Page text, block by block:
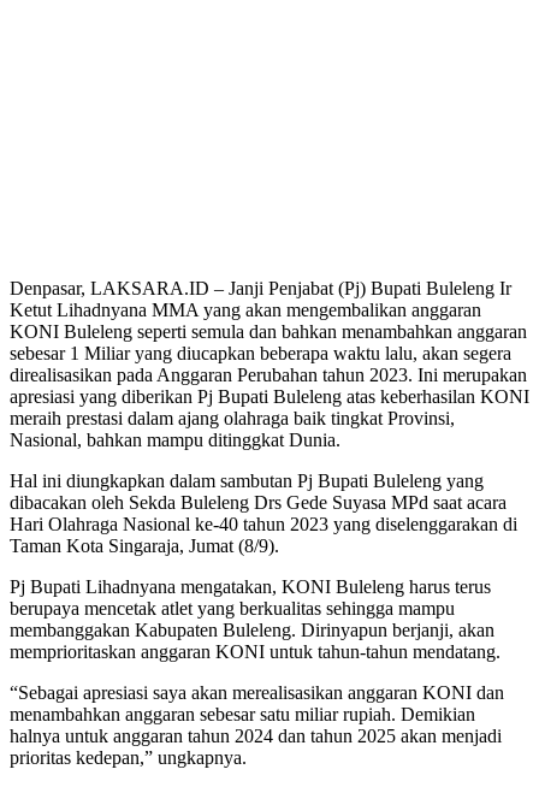
Denpasar, LAKSARA.ID – Janji Penjabat (Pj) Bupati Buleleng Ir
Ketut Lihadnyana MMA yang akan mengembalikan anggaran
KONI Buleleng seperti semula dan bahkan menambahkan anggaran
sebesar 1 Miliar yang diucapkan beberapa waktu lalu, akan segera
direalisasikan pada Anggaran Perubahan tahun 2023. Ini merupakan
apresiasi yang diberikan Pj Bupati Buleleng atas keberhasilan KONI
meraih prestasi dalam ajang olahraga baik tingkat Provinsi,
Nasional, bahkan mampu ditinggkat Dunia.
Hal ini diungkapkan dalam sambutan Pj Bupati Buleleng yang
dibacakan oleh Sekda Buleleng Drs Gede Suyasa MPd saat acara
Hari Olahraga Nasional ke-40 tahun 2023 yang diselenggarakan di
Taman Kota Singaraja, Jumat (8/9).
Pj Bupati Lihadnyana mengatakan, KONI Buleleng harus terus
berupaya mencetak atlet yang berkualitas sehingga mampu
membanggakan Kabupaten Buleleng. Dirinyapun berjanji, akan
memprioritaskan anggaran KONI untuk tahun-tahun mendatang.
“Sebagai apresiasi saya akan merealisasikan anggaran KONI dan
menambahkan anggaran sebesar satu miliar rupiah. Demikian
halnya untuk anggaran tahun 2024 dan tahun 2025 akan menjadi
prioritas kedepan,” ungkapnya.